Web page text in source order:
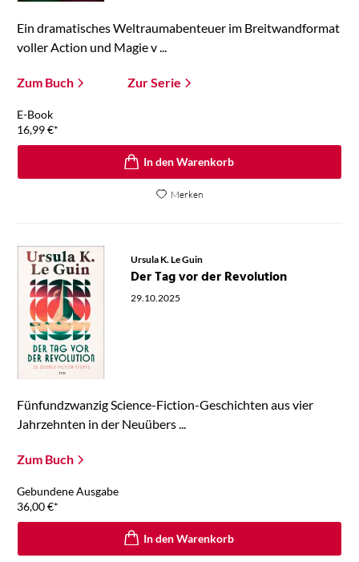
Ein dramatisches Weltraumabenteuer im Breitwandformat
voller Action und Magie v ...
Zum Buch Zur Serie
E-Book
16,99€*
In den Warenkorb
Merken
Ursula K. Le Guin
Der Tag vor der Revolution
29.10.2025
Fünfundzwanzig Science-Fiction-Geschichten aus vier
Jahrzehnten in der Neuübers ...
Zum Buch
Gebundene Ausgabe
36,00€*
In den Warenkorb